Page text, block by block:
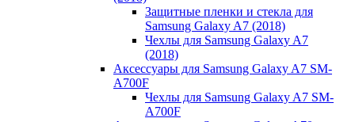
Защитные пленки и стекла для
Samsung Galaxy A7 (2018)
Чехлы для Samsung Galaxy A7
(2018)
Аксессуары для Samsung Galaxy A7 SM-
A700F
Чехлы для Samsung Galaxy A7 SM-
A700F